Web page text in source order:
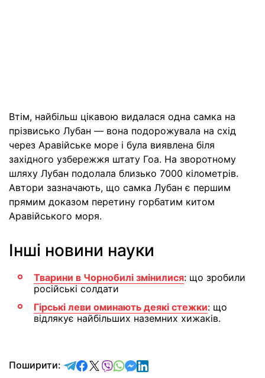
Втім, найбільш цікавою видалася одна самка на
прізвисько Лубан — вона подорожувала на схід
через Аравійське море і була виявлена біля
західного узбережжя штату Гоа. На зворотному
шляху Лубан подолала близько 7000 кілометрів.
Автори зазначають, що самка Лубан є першим
прямим доказом перетину горбатим китом
Аравійського моря.
Інші новини науки
Тварини в Чорнобилі змінилися: що зробили
російські солдати
Гірські леви оминають деякі стежки: що
відлякує найбільших наземних хижаків.
Поширити: відправити у Telegram
поділитись у Facebook
поділитись у X
відправити у Viber
відправити у Whatsapp
відправити у Messenger
відправити у LinkedIn